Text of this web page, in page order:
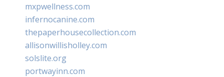
mxpwellness.com
infernocanine.com
thepaperhousecollection.com
allisonwillisholley.com
solslite.org
portwayinn.com